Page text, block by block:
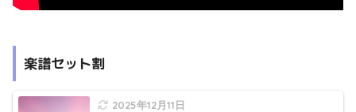
楽譜セット割
2025年12月11日